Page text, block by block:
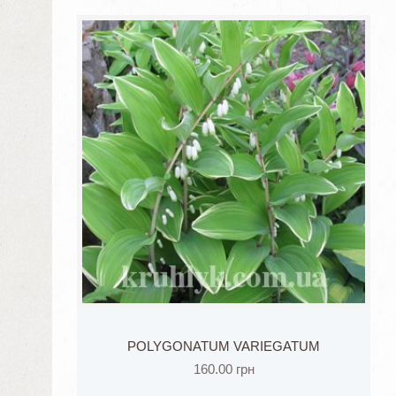
POLYGONATUM VARIEGATUM
160.00 грн